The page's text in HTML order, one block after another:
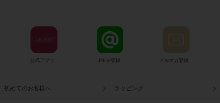
公式アプリ LINE@登録 メルマガ登録
初めてのお客様へ ラッピング